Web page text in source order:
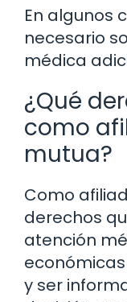
En algunos
necesario
médica
¿Qué
como
mutua?
Como
derechos
atención
y ser